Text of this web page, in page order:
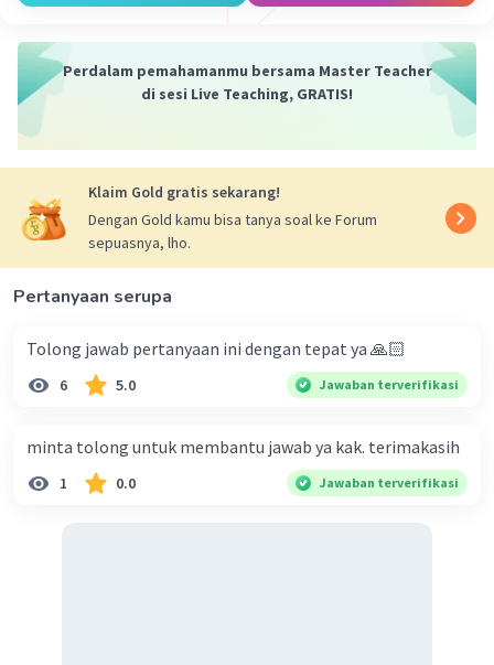
Perdalam pemahamanmu bersama Master Teacher
di sesi Live Teaching, GRATIS!
Klaim Gold gratis sekarang!
Dengan Gold kamu bisa tanya soal ke Forum
sepuasnya, lho.
Pertanyaan serupa
Tolong jawab pertanyaan ini dengan tepat ya 🙏🏻
6 5.0 Jawaban terverifikasi
minta tolong untuk membantu jawab ya kak. terimakasih
1 0.0 Jawaban terverifikasi